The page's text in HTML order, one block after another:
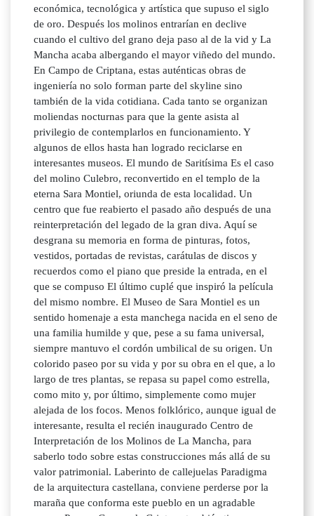
económica, tecnológica y artística que supuso el siglo
de oro. Después los molinos entrarían en declive
cuando el cultivo del grano deja paso al de la vid y La
Mancha acaba albergando el mayor viñedo del mundo.
En Campo de Criptana, estas auténticas obras de
ingeniería no solo forman parte del skyline sino
también de la vida cotidiana. Cada tanto se organizan
moliendas nocturnas para que la gente asista al
privilegio de contemplarlos en funcionamiento. Y
algunos de ellos hasta han logrado reciclarse en
interesantes museos. El mundo de Saritísima Es el caso
del molino Culebro, reconvertido en el templo de la
eterna Sara Montiel, oriunda de esta localidad. Un
centro que fue reabierto el pasado año después de una
reinterpretación del legado de la gran diva. Aquí se
desgrana su memoria en forma de pinturas, fotos,
vestidos, portadas de revistas, carátulas de discos y
recuerdos como el piano que preside la entrada, en el
que se compuso El último cuplé que inspiró la película
del mismo nombre. El Museo de Sara Montiel es un
sentido homenaje a esta manchega nacida en el seno de
una familia humilde y que, pese a su fama universal,
siempre mantuvo el cordón umbilical de su origen. Un
colorido paseo por su vida y por su obra en el que, a lo
largo de tres plantas, se repasa su papel como estrella,
como mito y, por último, simplemente como mujer
alejada de los focos. Menos folklórico, aunque igual de
interesante, resulta el recién inaugurado Centro de
Interpretación de los Molinos de La Mancha, para
saberlo todo sobre estas construcciones más allá de su
valor patrimonial. Laberinto de callejuelas Paradigma
de la arquitectura castellana, conviene perderse por la
maraña que conforma este pueblo en un agradable